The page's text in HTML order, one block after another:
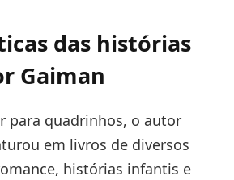
das histórias
Gaiman
para quadrinhos, o autor
em livros de diversos
histórias infantis e